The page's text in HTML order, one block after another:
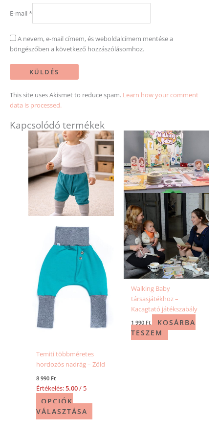
E-mail *
A nevem, e-mail címem, és weboldalcímem mentése a
böngészőben a következő hozzászólásomhoz.
This site uses Akismet to reduce spam. Learn how your comment
data is processed.
Kapcsolódó termékek
Temiti többméretes
hordozós nadrág – Zöld
8 990 Ft
Értékelés:5.00/ 5
OPCIÓK
VÁLASZTÁSA
Ennek
terméknek
több
variációja
van.
változatok
a
termékoldalon
választhatók
ki
Walking Baby
társasjátékhoz –
Kacagtató játékszabály
1 990 Ft
KOSÁRBA
TESZEM